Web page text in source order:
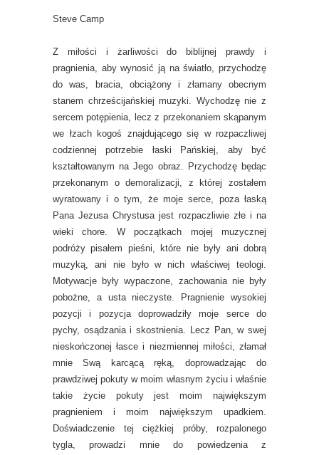
Steve Camp
Z miłości i żarliwości do biblijnej prawdy i
pragnienia, aby wynosić ją na światło, przychodzę
do was, bracia, obciążony i złamany obecnym
stanem chrześcijańskiej muzyki. Wychodzę nie z
sercem potępienia, lecz z przekonaniem skąpanym
we łzach kogoś znajdującego się w rozpaczliwej
codziennej potrzebie łaski Pańskiej, aby być
kształtowanym na Jego obraz. Przychodzę będąc
przekonanym o demoralizacji, z której zostałem
wyratowany i o tym, że moje serce, poza łaską
Pana Jezusa Chrystusa jest rozpaczliwie złe i na
wieki chore. W początkach mojej muzycznej
podróży pisałem pieśni, które nie były ani dobrą
muzyką, ani nie było w nich właściwej teologi.
Motywacje były wypaczone, zachowania nie były
pobożne, a usta nieczyste. Pragnienie wysokiej
pozycji i pozycja doprowadziły moje serce do
pychy, osądzania i skostnienia. Lecz Pan, w swej
nieskończonej łasce i niezmiennej miłości, złamał
mnie Swą karcącą ręką, doprowadzając do
prawdziwej pokuty w moim własnym życiu i właśnie
takie życie pokuty jest moim największym
pragnieniem i moim największym upadkiem.
Doświadczenie tej ciężkiej próby, rozpalonego
tygla, prowadzi mnie do powiedzenia z